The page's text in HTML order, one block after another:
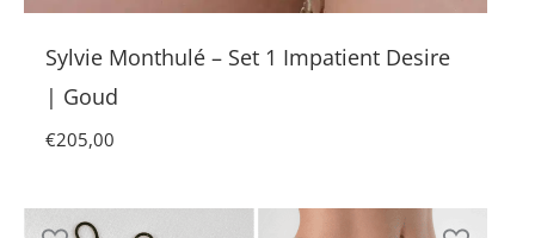
Sylvie Monthulé – Set 1 Impatient Desire
| Goud
€205,00